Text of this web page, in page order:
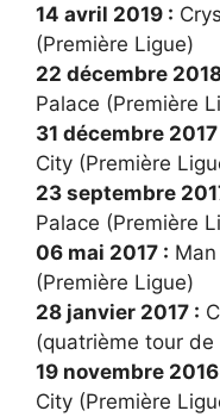
14 avril 2019 :
(Première Ligue)
22 décembre
Palace (Première
31 décembre 2017
City (Première
23 septembre
Palace (Première
06 mai 2017 :
(Première Ligue)
28 janvier 2017 :
(quatrième tour de
19 novembre
City (Première